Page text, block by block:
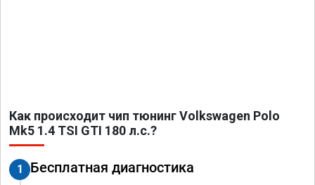
Как происходит чип тюнинг Volkswagen Polo
Mk5 1.4 TSI GTI 180 л.с.?
1 Бесплатная диагностика